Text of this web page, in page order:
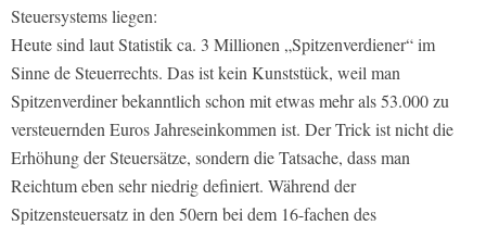
Steuersystems liegen:
Heute sind laut Statistik ca. 3 Millionen „Spitzenverdiener“ im
Sinne de Steuerrechts. Das ist kein Kunststück, weil man
Spitzenverdiner bekanntlich schon mit etwas mehr als 53.000 zu
versteuernden Euros Jahreseinkommen ist. Der Trick ist nicht die
Erhöhung der Steuersätze, sondern die Tatsache, dass man
Reichtum eben sehr niedrig definiert. Während der
Spitzensteuersatz in den 50ern bei dem 16-fachen des